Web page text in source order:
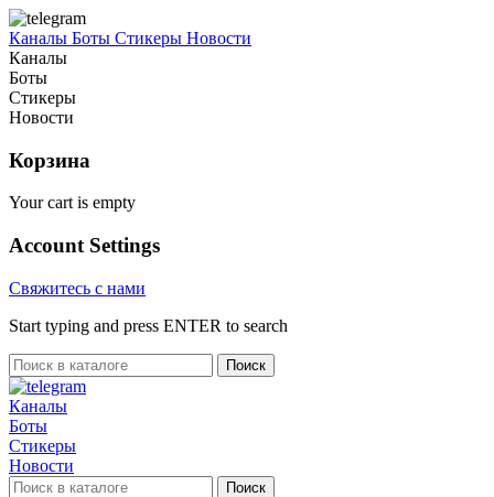
Каналы Боты Стикеры Новости
Каналы
Боты
Стикеры
Новости
Корзина
Your cart is empty
Account Settings
Свяжитесь с нами
Start typing and press ENTER to search
Поиск
Каналы
Боты
Стикеры
Новости
Поиск